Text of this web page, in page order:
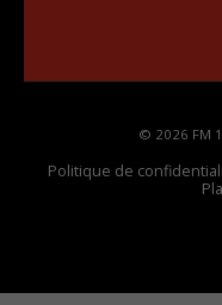
© 2026 FM
Politique de